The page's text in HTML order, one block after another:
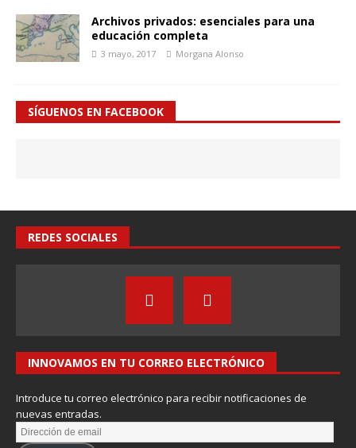
Archivos privados: esenciales para una
educación completa
3 mayo, 2017 Morgana Alonso
SÍGUENOS EN FACEBOOK
REDES SOCIALES
INNOVAMOS EN TU CORREO ELECTRÓNICO
Introduce tu correo electrónico para recibir notificaciones de
nuevas entradas.